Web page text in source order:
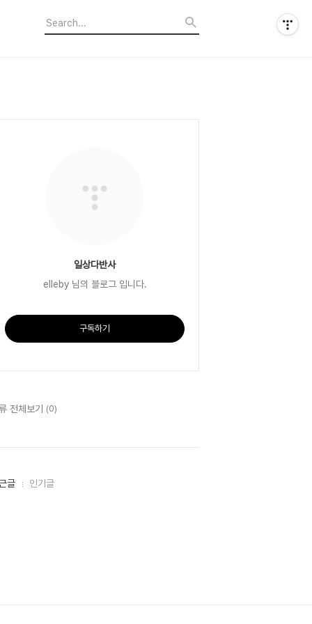
일상다반사
elleby 님의 블로그 입니다.
구독하기
전체보기 (0)
글 인기글